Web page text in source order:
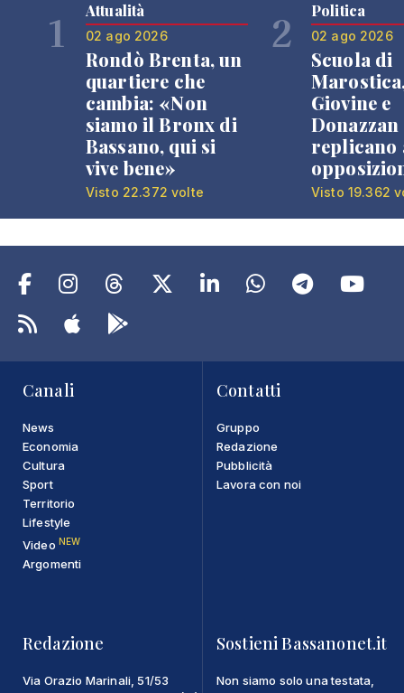
1 Attualità
02 ago 2026
Rondò Brenta, un
quartiere che
cambia: «Non
siamo il Bronx di
Bassano, qui si
vive bene»
Visto 22.372 volte
2 Politica
02 ago 2026
Scuola di
Giovine e
Donazzan
replicano
Visto 19.362
Canali
News
Economia
Cultura
Sport
Territorio
Lifestyle
Video NEW
Argomenti
Contatti
Gruppo
Redazione
Pubblicità
Lavora con noi
Redazione
Via Orazio Marinali, 51/53
Sostieni Bassanonet.it
Non siamo solo una testata,